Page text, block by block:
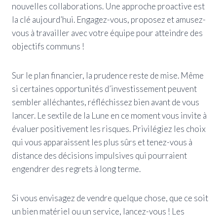
nouvelles collaborations. Une approche proactive est
la clé aujourd’hui. Engagez-vous, proposez et amusez-
vous à travailler avec votre équipe pour atteindre des
objectifs communs !
Sur le plan financier, la prudence reste de mise. Même
si certaines opportunités d’investissement peuvent
sembler alléchantes, réfléchissez bien avant de vous
lancer. Le sextile de la Lune en ce moment vous invite à
évaluer positivement les risques. Privilégiez les choix
qui vous apparaissent les plus sûrs et tenez-vous à
distance des décisions impulsives qui pourraient
engendrer des regrets à long terme.
Si vous envisagez de vendre quelque chose, que ce soit
un bien matériel ou un service, lancez-vous ! Les